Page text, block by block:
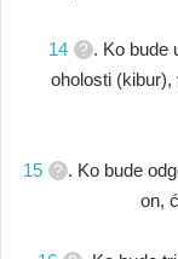
14
. Ko bude
oholosti (kibur),
15
. Ko bude
on,